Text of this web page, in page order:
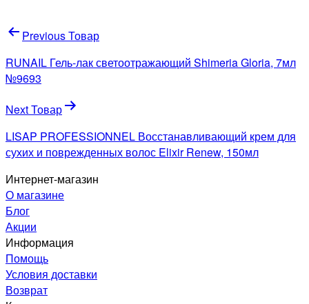
Навигация
по
записям
Previous Товар
RUNAIL Гель-лак светоотражающий Shimeria Gloria, 7мл
№9693
Next Товар
LISAP PROFESSIONNEL Восстанавливающий крем для
сухих и поврежденных волос Elixir Renew, 150мл
Интернет-магазин
О магазине
Блог
Акции
Информация
Помощь
Условия доставки
Возврат